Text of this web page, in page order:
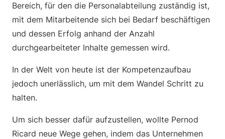
Bereich, für den die Personalabteilung zuständig ist,
mit dem Mitarbeitende sich bei Bedarf beschäftigen
und dessen Erfolg anhand der Anzahl
durchgearbeiteter Inhalte gemessen wird.
In der Welt von heute ist der Kompetenzaufbau
jedoch unerlässlich, um mit dem Wandel Schritt zu
halten.
Um sich besser dafür aufzustellen, wollte Pernod
Ricard neue Wege gehen, indem das Unternehmen